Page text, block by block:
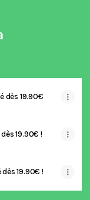
dès 19.90€
19.90€ !
19.90€ !